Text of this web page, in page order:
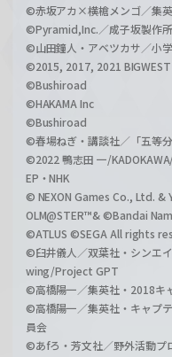
©赤坂アカ×横槍メンゴ／集
©Pyramid,Inc.／成子坂製作所
©山田鐘人・アベツカサ／小
©2015, 2017, 2021 BIGWEST
©Bushiroad
©HAKAMA Inc
©Bushiroad
©春場ねぎ・講談社／「五等
©2022 鴨志田 一/
EP・NHK
© NEXON Games Co., Ltd. &
OLM@STER™& ©Bandai
©ATLUS ©SEGA All rights
©臼井儀人／双葉社・シンエ
wing/Project GPT
©高橋陽一／集英社・2018キ
©高橋陽一／集英社・キャプ
員会
©あfろ・芳文社／野外活動プ